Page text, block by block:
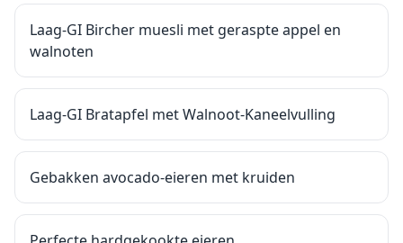
Laag-GI Bircher muesli met geraspte appel en
walnoten
Laag-GI Bratapfel met Walnoot-Kaneelvulling
Gebakken avocado-eieren met kruiden